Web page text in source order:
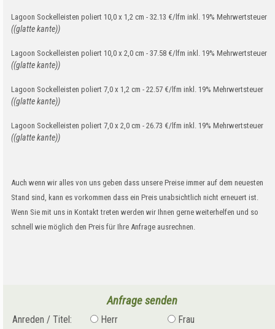
Lagoon Sockelleisten poliert 10,0 x 1,2 cm - 32.13 €/lfm inkl. 19% Mehrwertsteuer
((glatte kante))
Lagoon Sockelleisten poliert 10,0 x 2,0 cm - 37.58 €/lfm inkl. 19% Mehrwertsteuer
((glatte kante))
Lagoon Sockelleisten poliert 7,0 x 1,2 cm - 22.57 €/lfm inkl. 19% Mehrwertsteuer
((glatte kante))
Lagoon Sockelleisten poliert 7,0 x 2,0 cm - 26.73 €/lfm inkl. 19% Mehrwertsteuer
((glatte kante))
Auch wenn wir alles von uns geben dass unsere Preise immer auf dem neuesten
Stand sind, kann es vorkommen dass ein Preis unabsichtlich nicht erneuert ist.
Wenn Sie mit uns in Kontakt treten werden wir Ihnen gerne weiterhelfen und so
schnell wie möglich den Preis für Ihre Anfrage ausrechnen.
Anfrage senden
Anreden / Titel: Herr
Frau